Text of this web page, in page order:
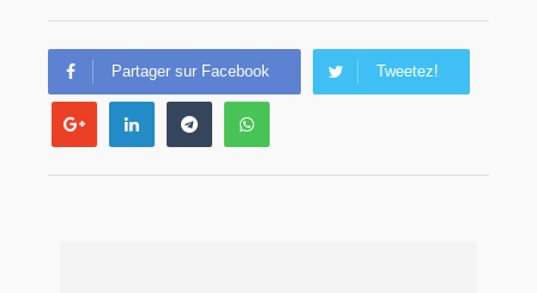
Partager sur Facebook Tweetez!